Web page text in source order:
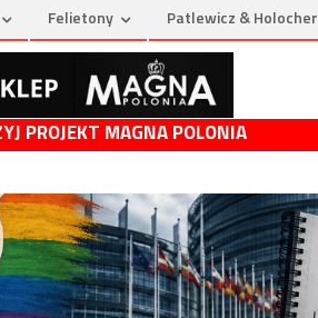
Felietony Patlewicz & Holocher
PROJEKT MAGNA POLONIA